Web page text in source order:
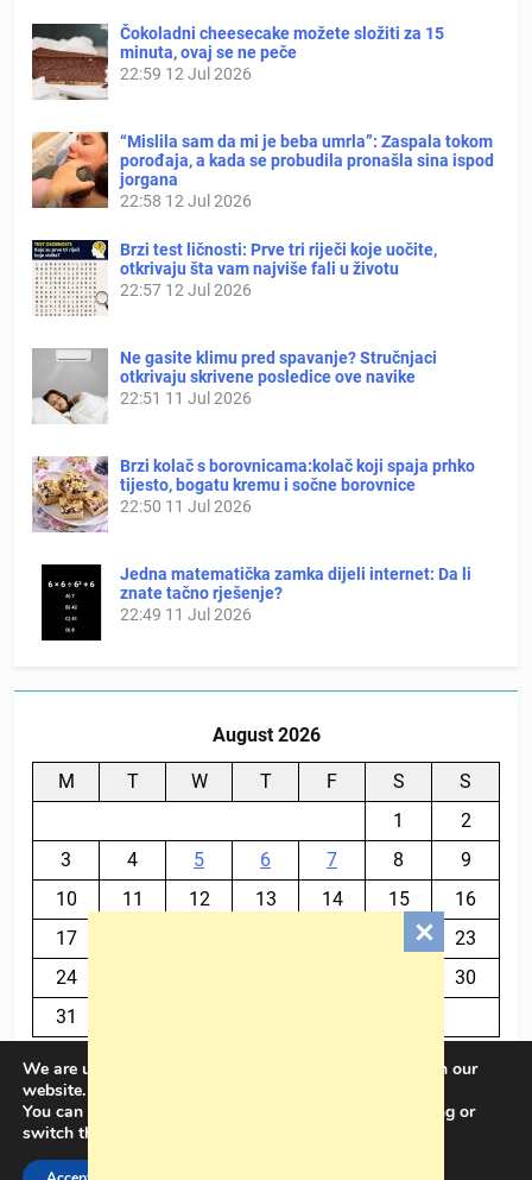
Čokoladni cheesecake možete složiti za 15
minuta, ovaj se ne peče
22:59 12 Jul 2026
“Mislila sam da mi je beba umrla”: Zaspala tokom
porođaja, a kada se probudila pronašla sina ispod
jorgana
22:58 12 Jul 2026
Brzi test ličnosti: Prve tri riječi koje uočite,
otkrivaju šta vam najviše fali u životu
22:57 12 Jul 2026
Ne gasite klimu pred spavanje? Stručnjaci
otkrivaju skrivene posledice ove navike
22:51 11 Jul 2026
Brzi kolač s borovnicama:kolač koji spaja prhko
tijesto, bogatu kremu i sočne borovnice
22:50 11 Jul 2026
Jedna matematička zamka dijeli internet: Da li
znate tačno rješenje?
22:49 11 Jul 2026
August 2026
M T W T F S
S
1
2
3
4 5 6 7 8
9
10
11 12 13 14 15
16
17
23
24
30
31
BalkanPlus 2024© Powered By
We are using cookies to give you the best experience on our
website.
You can find out more about which cookies we are using or
switch them off in